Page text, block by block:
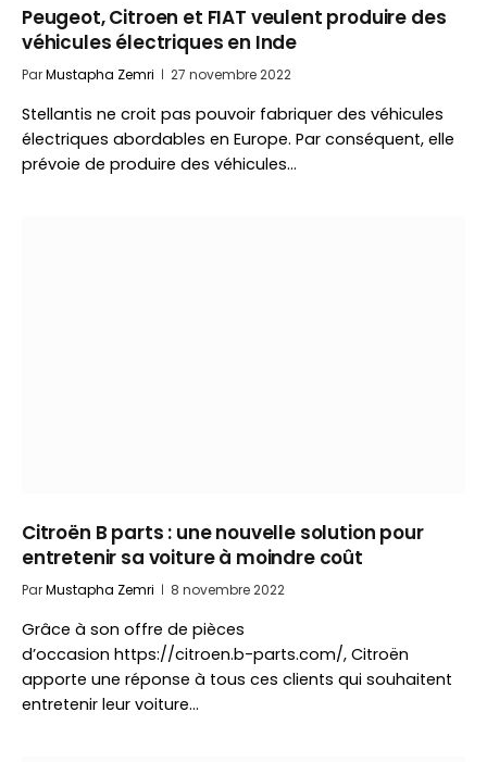
Peugeot, Citroen et FIAT veulent produire des
véhicules électriques en Inde
ParMustapha Zemri 27 novembre 2022
Stellantis ne croit pas pouvoir fabriquer des véhicules
électriques abordables en Europe. Par conséquent, elle
prévoie de produire des véhicules…
Citroën B parts : une nouvelle solution pour
entretenir sa voiture à moindre coût
ParMustapha Zemri 8 novembre 2022
Grâce à son offre de pièces
d’occasion https://citroen.b-parts.com/, Citroën
apporte une réponse à tous ces clients qui souhaitent
entretenir leur voiture…